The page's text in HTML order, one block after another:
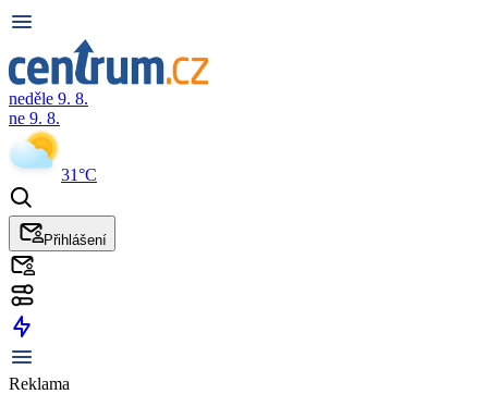
neděle 9. 8.
ne 9. 8.
31°C
Přihlášení
Reklama